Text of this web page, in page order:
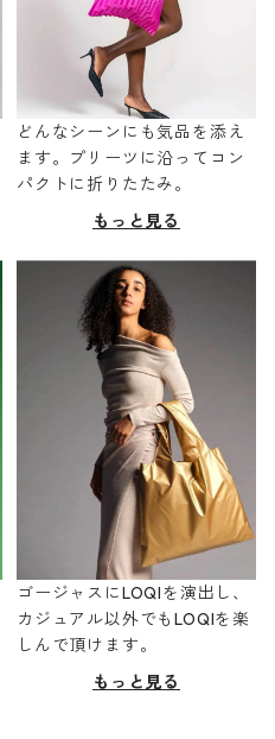
どんなシーンにも気品を添え
ます。プリーツに沿ってコン
パクトに折りたたみ。
もっと見る
ゴージャスにLOQIを演出し、
カジュアル以外でもLOQIを楽
しんで頂けます。
もっと見る